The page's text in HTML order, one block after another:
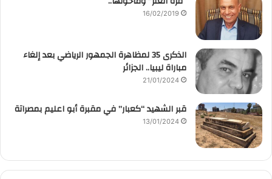
16/02/2019
الذكرى 35 لمظاهرة الجمهور الرياضي بعد إلغاء
مباراة ليبيا.. الجزائر
21/01/2024
قبر الشهيد “كعبار” في مقبرة أبو اعليم بمصراتة
13/01/2024